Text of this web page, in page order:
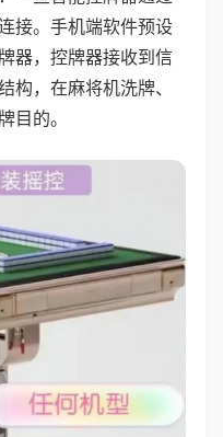
接。手机端软件预设
器，控牌器接收到信
构，在麻将机洗牌、
目的。